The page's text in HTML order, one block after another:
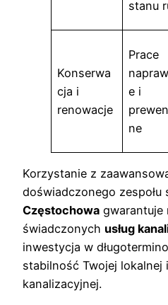
stanu
Konserwa
cja i
renowacje
Prace
e i
ne
Korzystanie z
doświadczonego zespołu
Częstochowa gwarantuje
świadczonych usług
inwestycja w
stabilność Twojej lokalnej
kanalizacyjnej.